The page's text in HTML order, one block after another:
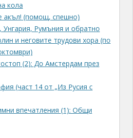
кола
акъл! (помощ, спешно)
Унгария, Румъния и обратно
и неговите трудови хора (по
(2): До Амстердам през
(част 14 от „Из Русия с
впечатления (1): Общи